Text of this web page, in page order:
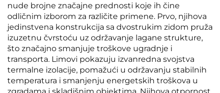
nude brojne značajne prednosti koje ih čine
odličnim izborom za različite primene. Prvo, njihova
jedinstvena konstrukcija sa dvostrukim zidom pruža
izuzetnu čvrstoću uz održavanje lagane strukture,
što značajno smanjuje troškove ugradnje i
transporta. Limovi pokazuju izvanredna svojstva
termalne izolacije, pomažući u održavanju stabilnih
temperatura i smanjenju energetskih troškova u